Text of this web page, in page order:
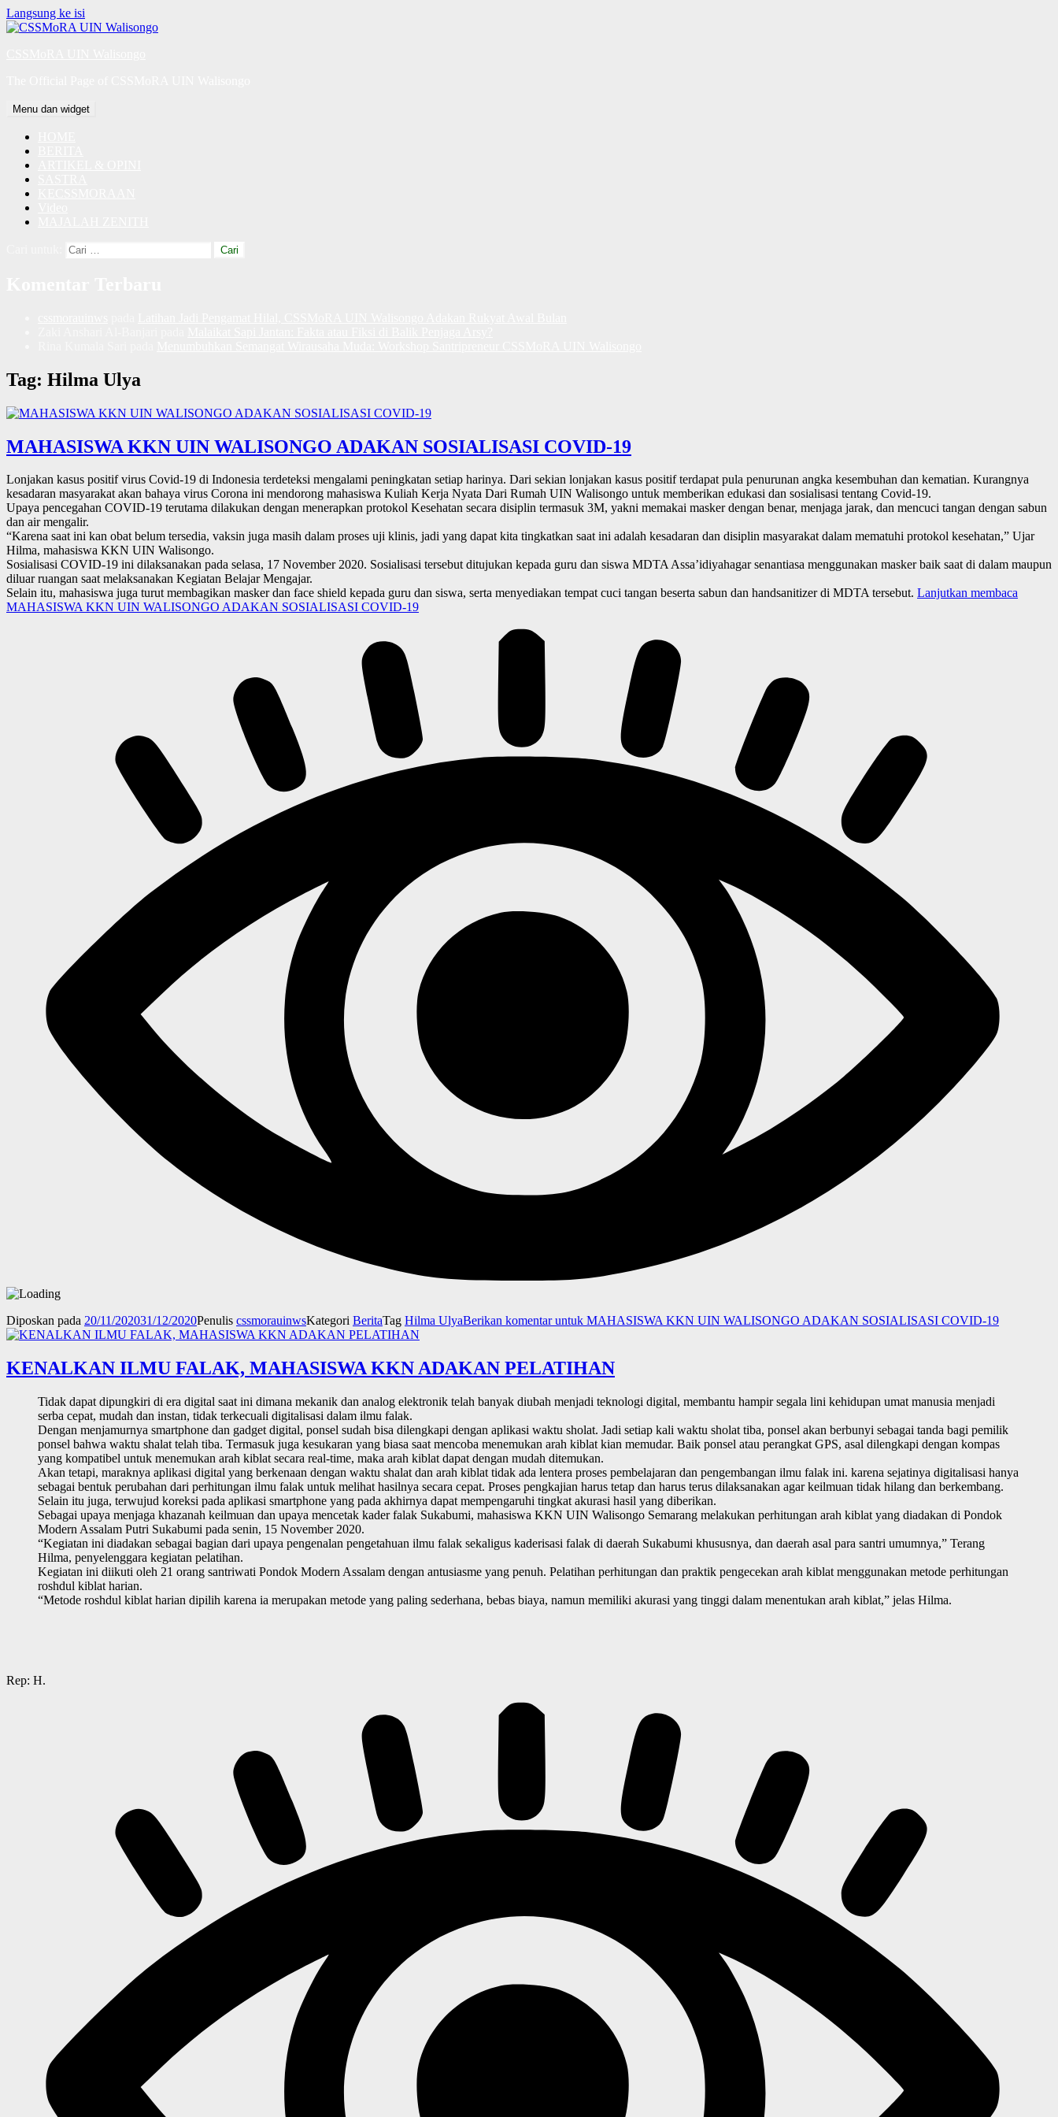
Langsung ke isi
Menu dan widget
Tag: Hilma Ulya
MAHASISWA KKN UIN WALISONGO ADAKAN SOSIALISASI COVID-19
Lonjakan kasus positif virus Covid-19 di Indonesia terdeteksi mengalami peningkatan setiap harinya. Dari sekian lonjakan kasus positif terdapat pula penurunan angka kesembuhan dan kematian. Kurangnya
kesadaran masyarakat akan bahaya virus Corona ini mendorong mahasiswa Kuliah Kerja Nyata Dari Rumah UIN Walisongo untuk memberikan edukasi dan sosialisasi tentang Covid-19.
Upaya pencegahan COVID-19 terutama dilakukan dengan menerapkan protokol Kesehatan secara disiplin termasuk 3M, yakni memakai masker dengan benar, menjaga jarak, dan mencuci tangan dengan sabun
dan air mengalir.
“Karena saat ini kan obat belum tersedia, vaksin juga masih dalam proses uji klinis, jadi yang dapat kita tingkatkan saat ini adalah kesadaran dan disiplin masyarakat dalam mematuhi protokol kesehatan,” Ujar
Hilma, mahasiswa KKN UIN Walisongo.
Sosialisasi COVID-19 ini dilaksanakan pada selasa, 17 November 2020. Sosialisasi tersebut ditujukan kepada guru dan siswa MDTA Assa’idiyahagar senantiasa menggunakan masker baik saat di dalam maupun
diluar ruangan saat melaksanakan Kegiatan Belajar Mengajar.
Selain itu, mahasiswa juga turut membagikan masker dan face shield kepada guru dan siswa, serta menyediakan tempat cuci tangan beserta sabun dan handsanitizer di MDTA tersebut. Lanjutkan membaca
MAHASISWA KKN UIN WALISONGO ADAKAN SOSIALISASI COVID-19
Diposkan pada 20/11/202031/12/2020Penulis cssmorauinwsKategori BeritaTag Hilma UlyaBerikan komentaruntuk MAHASISWA KKN UIN WALISONGO ADAKAN SOSIALISASI COVID-19
KENALKAN ILMU FALAK, MAHASISWA KKN ADAKAN PELATIHAN
Tidak dapat dipungkiri di era digital saat ini dimana mekanik dan analog elektronik telah banyak diubah menjadi teknologi digital, membantu hampir segala lini kehidupan umat manusia menjadi
serba cepat, mudah dan instan, tidak terkecuali digitalisasi dalam ilmu falak.
Dengan menjamurnya smartphone dan gadget digital, ponsel sudah bisa dilengkapi dengan aplikasi waktu sholat. Jadi setiap kali waktu sholat tiba, ponsel akan berbunyi sebagai tanda bagi pemilik
ponsel bahwa waktu shalat telah tiba. Termasuk juga kesukaran yang biasa saat mencoba menemukan arah kiblat kian memudar. Baik ponsel atau perangkat GPS, asal dilengkapi dengan kompas
yang kompatibel untuk menemukan arah kiblat secara real-time, maka arah kiblat dapat dengan mudah ditemukan.
Akan tetapi, maraknya aplikasi digital yang berkenaan dengan waktu shalat dan arah kiblat tidak ada lentera proses pembelajaran dan pengembangan ilmu falak ini. karena sejatinya digitalisasi hanya
sebagai bentuk perubahan dari perhitungan ilmu falak untuk melihat hasilnya secara cepat. Proses pengkajian harus tetap dan harus terus dilaksanakan agar keilmuan tidak hilang dan berkembang.
Selain itu juga, terwujud koreksi pada aplikasi smartphone yang pada akhirnya dapat mempengaruhi tingkat akurasi hasil yang diberikan.
Sebagai upaya menjaga khazanah keilmuan dan upaya mencetak kader falak Sukabumi, mahasiswa KKN UIN Walisongo Semarang melakukan perhitungan arah kiblat yang diadakan di Pondok
Modern Assalam Putri Sukabumi pada senin, 15 November 2020.
“Kegiatan ini diadakan sebagai bagian dari upaya pengenalan pengetahuan ilmu falak sekaligus kaderisasi falak di daerah Sukabumi khususnya, dan daerah asal para santri umumnya,” Terang
Hilma, penyelenggara kegiatan pelatihan.
Kegiatan ini diikuti oleh 21 orang santriwati Pondok Modern Assalam dengan antusiasme yang penuh. Pelatihan perhitungan dan praktik pengecekan arah kiblat menggunakan metode perhitungan
roshdul kiblat harian.
“Metode roshdul kiblat harian dipilih karena ia merupakan metode yang paling sederhana, bebas biaya, namun memiliki akurasi yang tinggi dalam menentukan arah kiblat,” jelas Hilma.
Rep: H.